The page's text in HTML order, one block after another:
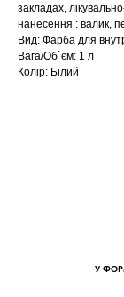
закладах,
нанесення : валик,
Вид: Фарба для
Вага/Об`єм: 1 л
Колір: Білий
У